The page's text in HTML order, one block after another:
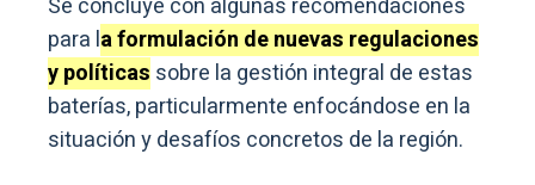
Se concluye con algunas recomendaciones
para la formulación de nuevas regulaciones
y políticas sobre la gestión integral de estas
baterías, particularmente enfocándose en la
situación y desafíos concretos de la región.